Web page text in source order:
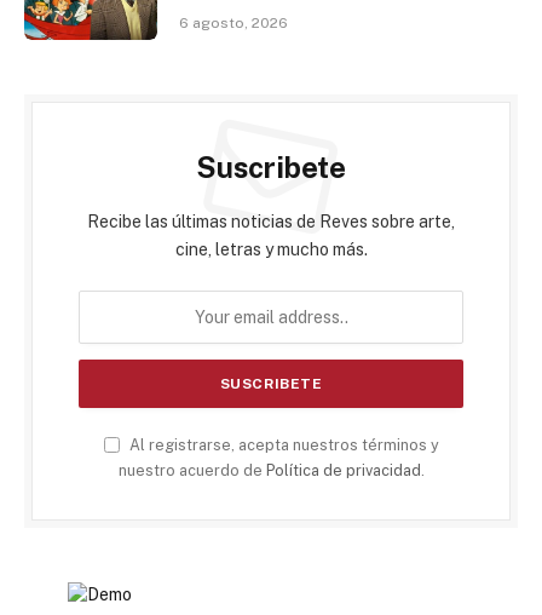
6 agosto, 2026
Suscribete
Recibe las últimas noticias de Reves sobre arte,
cine, letras y mucho más.
Al registrarse, acepta nuestros términos y
nuestro acuerdo de Política de privacidad